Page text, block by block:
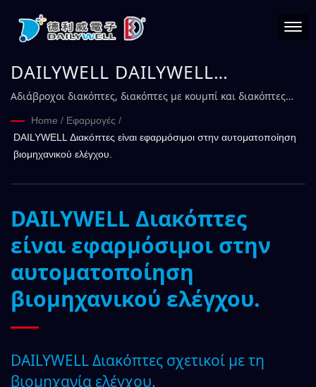
DAILYWELL DAILYWELL
Διακόπτες σχετικοί με τη
βιομηχανία ελέγχου.
Αδιάβροχοι διακόπτες, διακόπτες με κουμπί και διακόπτες
Home / Εφαρμογές /
DAILYWELL Διακόπτες είναι εφαρμόσιμοι στην αυτοματοποίηση
βιομηχανικού ελέγχου.
DAILYWELL Διακόπτες
είναι εφαρμόσιμοι στην
αυτοματοποίηση
βιομηχανικού ελέγχου.
DAILYWELL Διακόπτες σχετικοί με τη
βιομηχανία ελέγχου.